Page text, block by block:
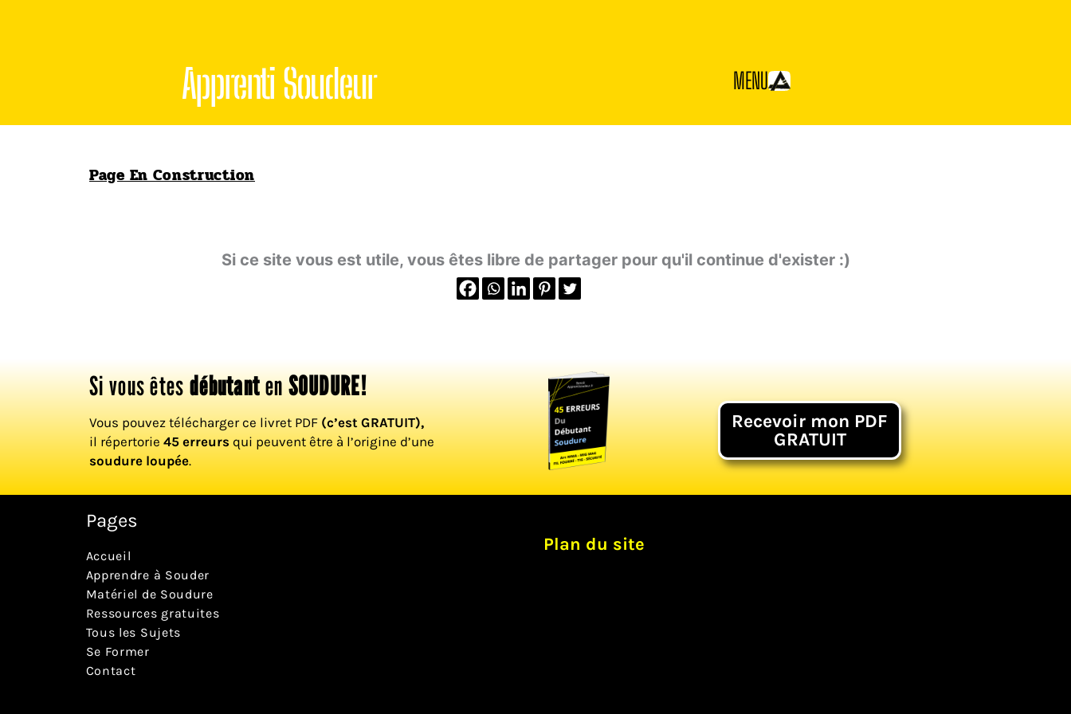
Apprenti Soudeur MENU
Page En Construction
Si ce site vous est utile, vous êtes libre de partager pour qu'il continue d'exister :)
Si vous êtesdébutantenSOUDURE!
Vous pouvez télécharger ce livret PDF (c’est GRATUIT),
il répertorie 45 erreurs qui peuvent être à l’origine d’une
soudure loupée.
Recevoir mon PDF
GRATUIT
Pages
Accueil
Apprendre à Souder
Matériel de Soudure
Ressources gratuites
Tous les Sujets
Se Former
Contact
Plan du site